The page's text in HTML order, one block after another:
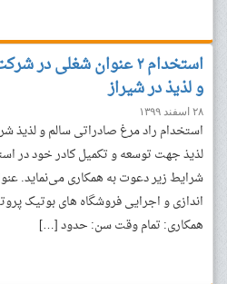
استخدام ۲ عنوان شغلی
و لذیذ در شیراز
۲۸ اسفند ۱۳۹۹
استخدام راد مرغ صادراتی سالم و لذیذ
لذیذ جهت توسعه و تکمیل کادر خود در
شرایط زیر دعوت به همکاری می‌نماید.
اندازی و اجرایی فروشگاه های بوتیک
همکاری: تمام وقت سن: حدود […]